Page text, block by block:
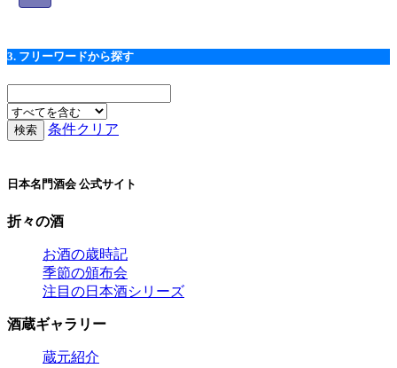
3. フリーワードから探す
条件クリア
日本名門酒会 公式サイト
折々の酒
お酒の歳時記
季節の頒布会
注目の日本酒シリーズ
酒蔵ギャラリー
蔵元紹介